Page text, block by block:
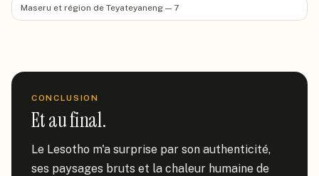
Maseru et région de Teyateyaneng — 7
CONCLUSION
Et au final.
Le Lesotho m'a surprise par son authenticité,
ses paysages bruts et la chaleur humaine de